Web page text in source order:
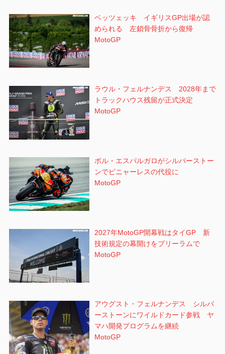
ベッツェッキ イギリスGP出場が認
められる 左鎖骨骨折から復帰
MotoGP
ラウル・フェルナンデス 2028年まで
トラックハウス残留が正式決定
MotoGP
ポル・エスパルガロがシルバーストー
ンでビニャーレスの代役に
MotoGP
2027年MotoGP開幕戦はタイGP 新
技術規定の幕開けをブリーラムで
MotoGP
アウグスト・フェルナンデス シルバ
ーストーンにワイルドカード参戦 ヤ
マハ開発プログラムを継続
MotoGP